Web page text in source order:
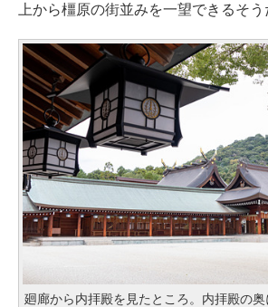
上から橿原の街並みを一望できるそう
廻廊から内拝殿を見たところ。内拝殿の奥